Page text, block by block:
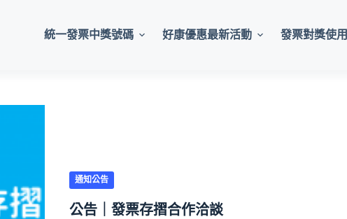
統一發票中獎號碼 好康優惠最新活動 發票對獎使
通知公告
公告｜發票存摺合作洽談